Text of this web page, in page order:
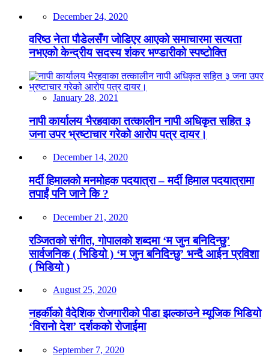
December 24, 2020
वरिष्ठ नेता पौडेलसँग जोडिएर आएको समाचारमा सत्यता
नभएको केन्द्रीय सदस्य शंकर भण्डारीको स्पष्टोक्ति
January 28, 2021
नापी कार्यालय भैरहवाका तत्कालीन नापी अधिकृत सहित ३
जना उपर भ्रष्टाचार गरेको आरोप पत्र दायर।
December 14, 2020
मर्दी हिमालको मनमोहक पदयात्रा – मर्दी हिमाल पदयात्रामा
तपाईं पनि जाने कि ?
December 21, 2020
रञ्जितको संगीत, गोपालको शब्दमा ‘म जुन बनिदिन्छु’
सार्वजनिक ( भिडियो ) ‘म जुन बनिदिन्छु’ भन्दै आईन प्रविशा
( भिडियो )
August 25, 2020
नहर्कीको वैदेशिक रोजगारीको पीडा झल्काउने म्यूजिक भिडियो
‘विरानो देश’ दर्शकको रोजाईमा
September 7, 2020